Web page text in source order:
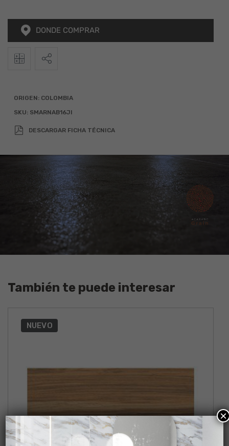
DONDE COMPRAR
Calculadora Alto
ORIGEN: COLOMBIA
SKU: SMARNAB16JI
DESCARGAR FICHA TÉCNICA
También te puede interesar
NUEVO
×